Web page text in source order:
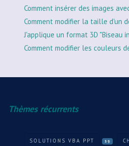
Comment insérer des images
Comment modifier la taille d'un
J'applique un format 3D
Comment modifier les couleurs
Thèmes récurrents
SOLUTIONS VBA PPT 39